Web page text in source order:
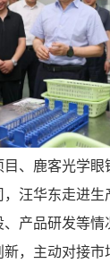
、鹿客光学眼
汪华东走进生
产品研发等情
，主动对接市